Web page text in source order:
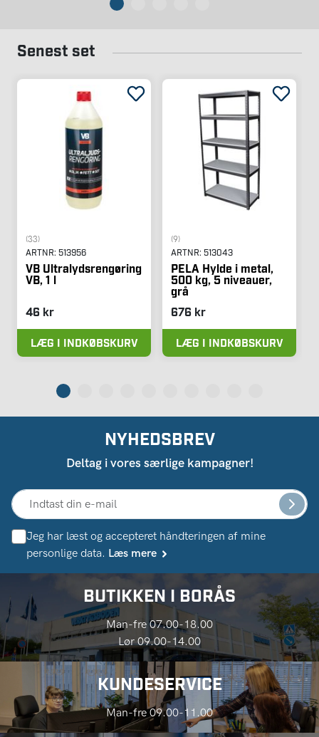
Senest set
(33)
ARTNR: 513956
VB Ultralydsrengøring
VB, 1 l
46 kr
LÆG I INDKØBSKURV
(9)
ARTNR: 513043
PELA Hylde i metal,
500 kg, 5 niveauer,
grå
676 kr
LÆG I INDKØBSKURV
NYHEDSBREV
Deltag i vores særlige kampagner!
Jeg har læst og accepteret håndteringen af ​​mine
personlige data. Læs mere
BUTIKKEN I BORÅS
Man-fre 07.00-18.00
Lør 09.00-14.00
KUNDESERVICE
Man-fre 09.00-11.00